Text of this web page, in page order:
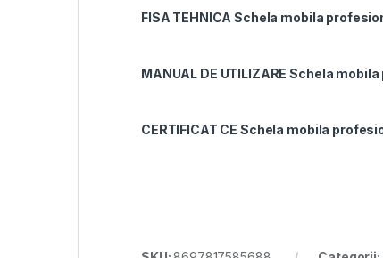
FISA TEHNICA Schela mobila
MANUAL DE UTILIZARE Schela
CERTIFICAT CE Schela mobila